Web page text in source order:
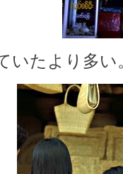
いたより多い